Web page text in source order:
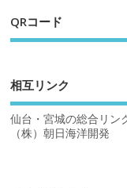
QRコード
相互リンク
仙台・宮城の総合リン
（株）朝日海洋開発